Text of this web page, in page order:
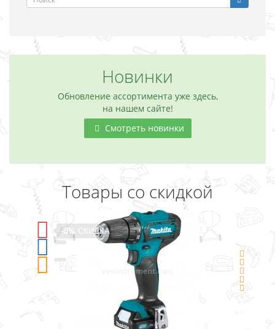
Новинки
Обновление ассортимента уже здесь,
на нашем сайте!
Смотреть новинки
Товары со скидкой